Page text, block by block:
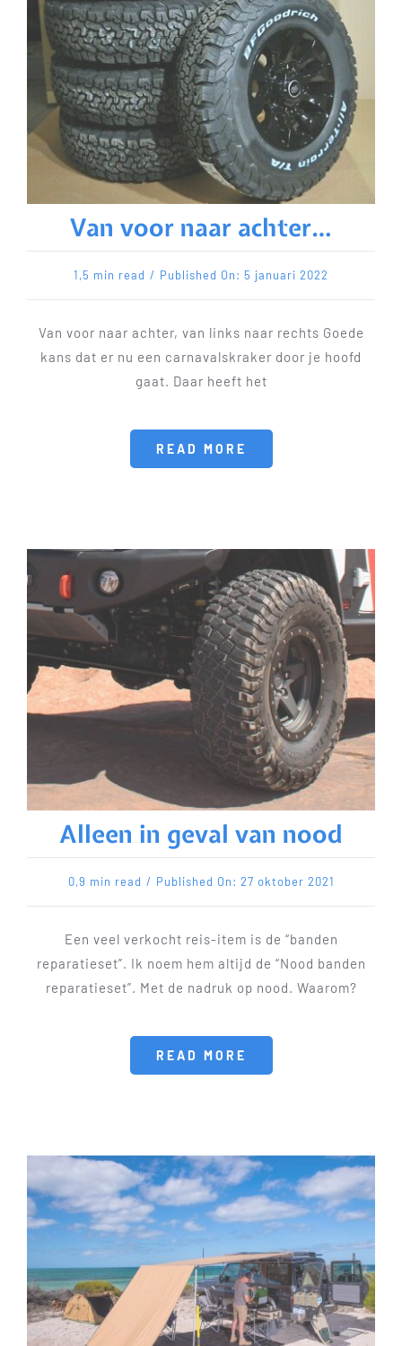
Van voor naar achter…
1,5 min read / Published On: 5 januari 2022
Van voor naar achter, van links naar rechts Goede
kans dat er nu een carnavalskraker door je hoofd
gaat. Daar heeft het
READ MORE
Alleen in geval van nood
0,9 min read / Published On: 27 oktober 2021
Een veel verkocht reis-item is de “banden
reparatieset”. Ik noem hem altijd de “Nood banden
reparatieset”. Met de nadruk op nood. Waarom?
READ MORE